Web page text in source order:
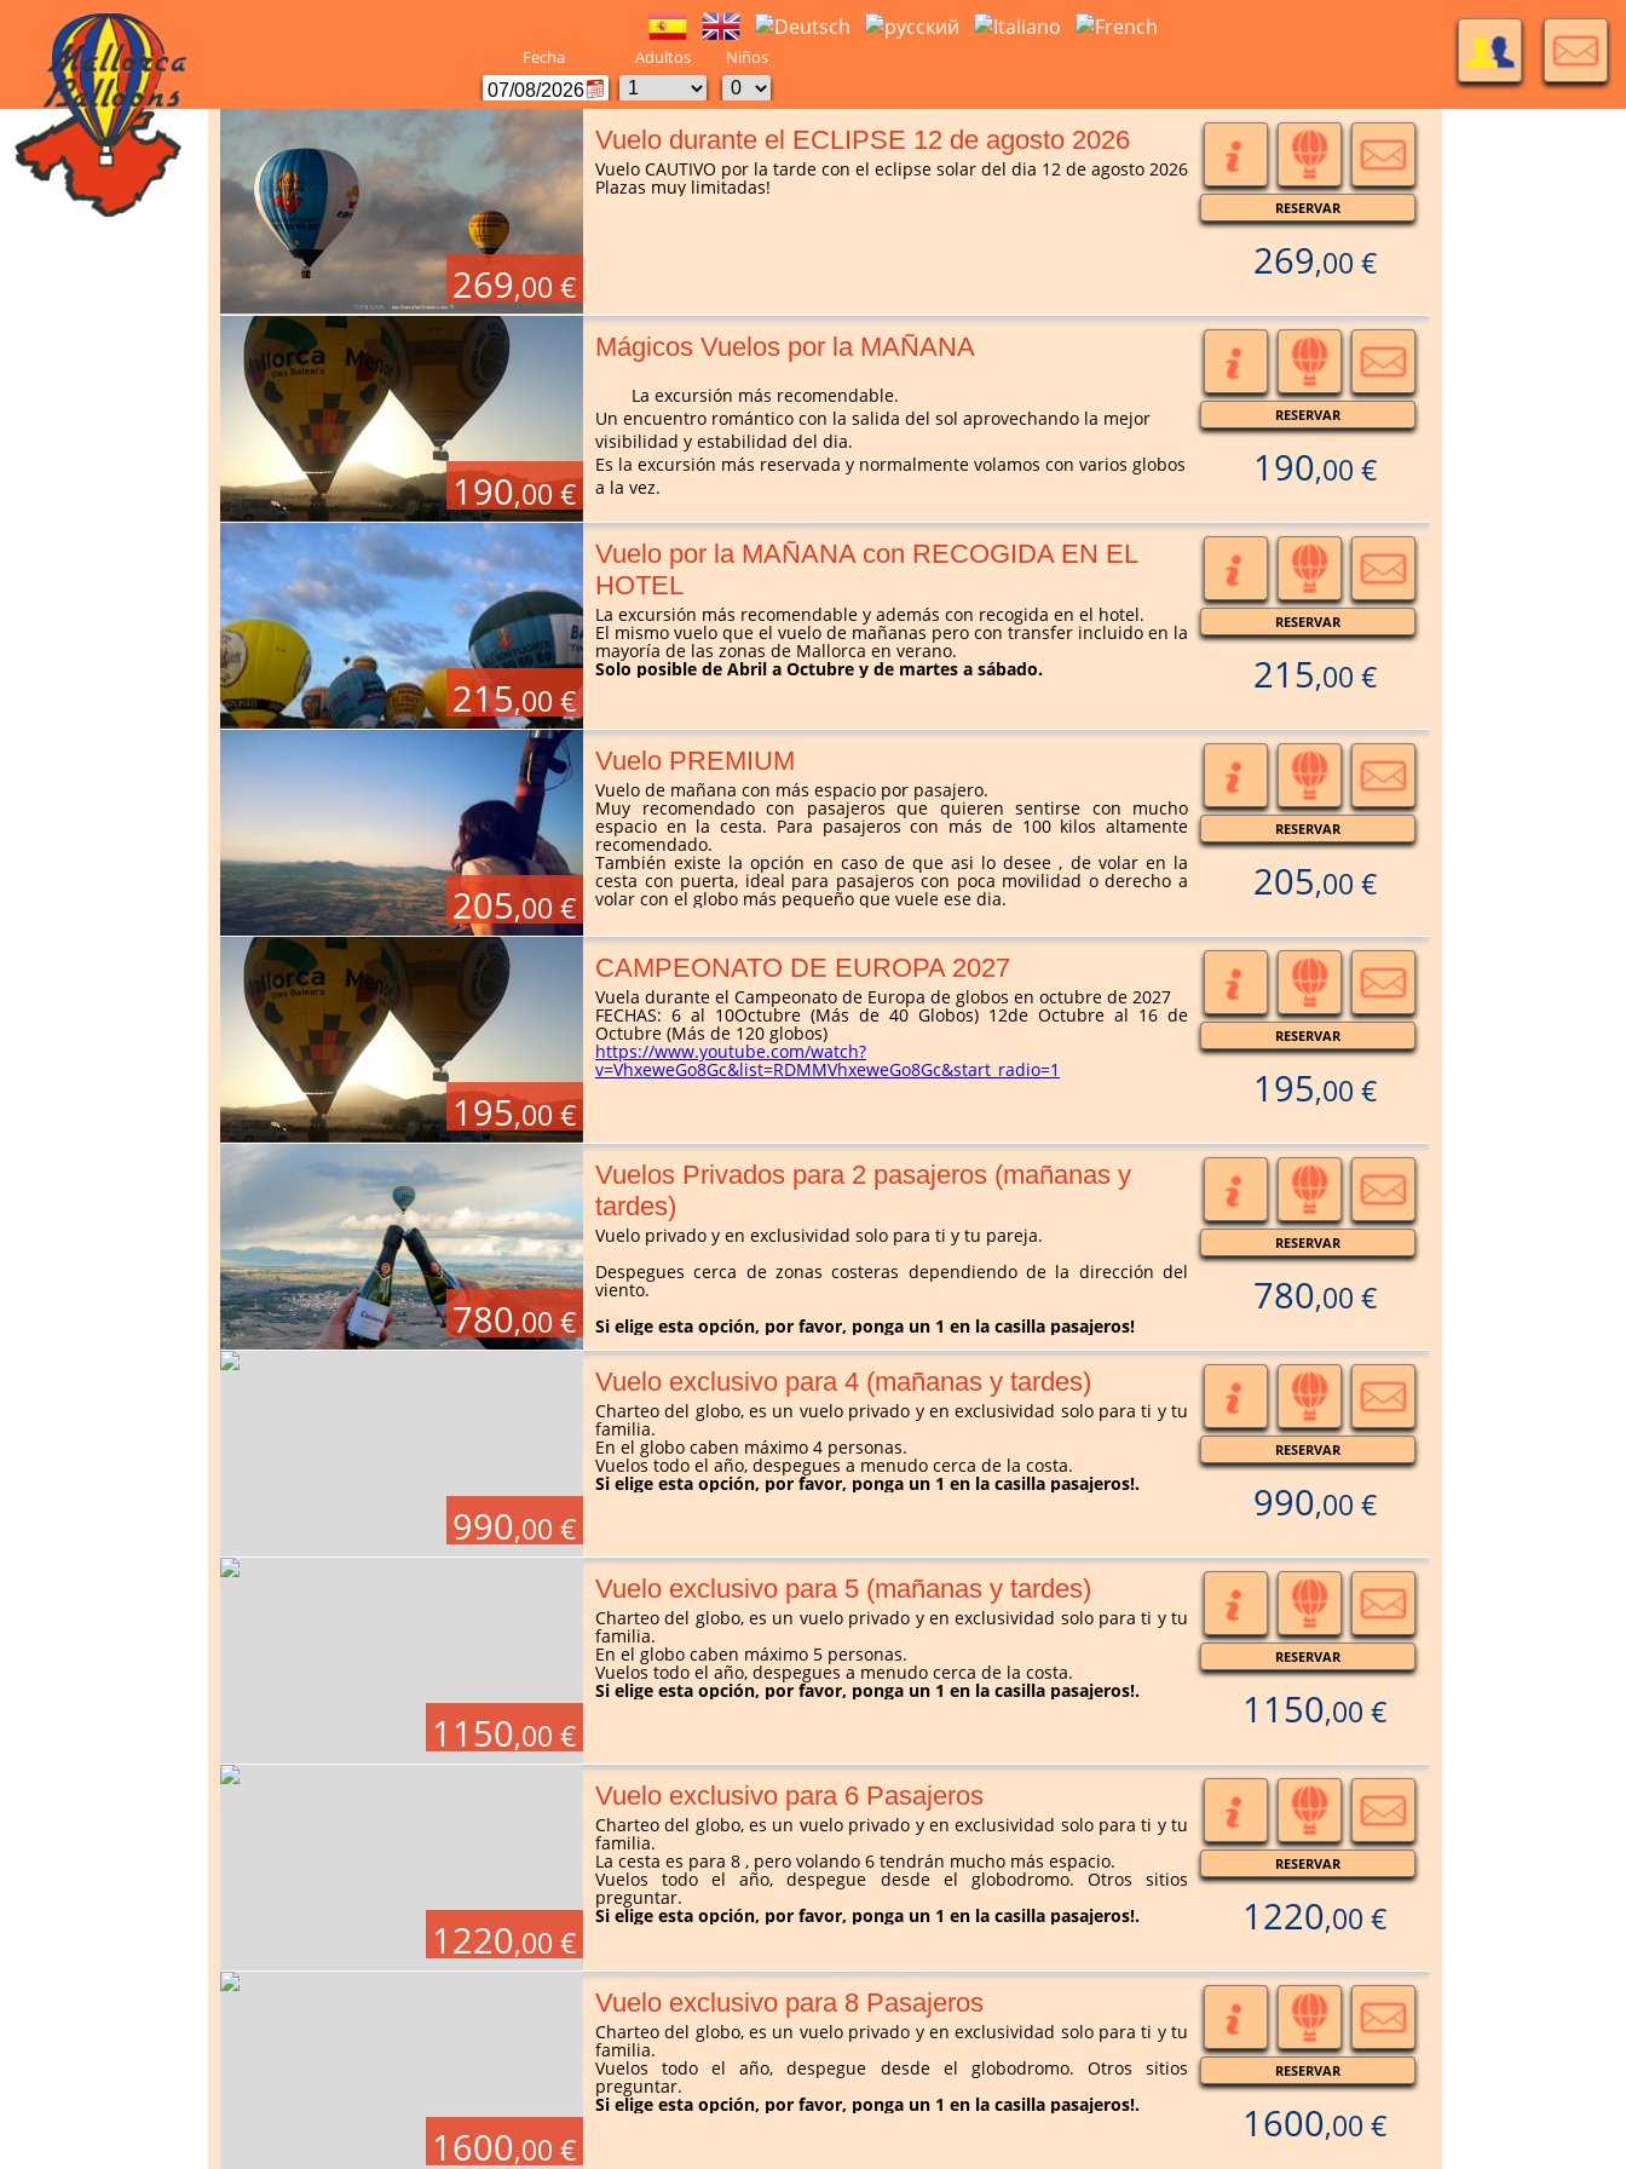
Fecha Adultos Niños
269,00 €
RESERVAR
269,00 €
Vuelo durante el ECLIPSE 12 de agosto 2026
Vuelo CAUTIVO por la tarde con el eclipse solar del dia 12 de agosto 2026
Plazas muy limitadas!
190,00 €
RESERVAR
190,00 €
Mágicos Vuelos por la MAÑANA
La excursión más recomendable.
Un encuentro romántico con la salida del sol aprovechando la mejor
visibilidad y estabilidad del dia.
Es la excursión más reservada y normalmente volamos con varios globos
a la vez.
215,00 €
RESERVAR
215,00 €
Vuelo por la MAÑANA con RECOGIDA EN EL
HOTEL
La excursión más recomendable y además con recogida en el hotel.
El mismo vuelo que el vuelo de mañanas pero con transfer incluido en la
mayoría de las zonas de Mallorca en verano.
Solo posible de Abril a Octubre y de martes a sábado.
205,00 €
RESERVAR
205,00 €
Vuelo PREMIUM
Vuelo de mañana con más espacio por pasajero.
Muy recomendado con pasajeros que quieren sentirse con mucho
espacio en la cesta. Para pasajeros con más de 100 kilos altamente
recomendado.
También existe la opción en caso de que asi lo desee , de volar en la
cesta con puerta, ideal para pasajeros con poca movilidad o derecho a
volar con el globo más pequeño que vuele ese dia.
195,00 €
RESERVAR
195,00 €
CAMPEONATO DE EUROPA 2027
Vuela durante el Campeonato de Europa de globos en octubre de 2027
FECHAS: 6 al 10Octubre (Más de 40 Globos) 12de Octubre al 16 de
Octubre (Más de 120 globos)
https://www.youtube.com/watch?
v=VhxeweGo8Gc&list=RDMMVhxeweGo8Gc&start_radio=1
780,00 €
RESERVAR
780,00 €
Vuelos Privados para 2 pasajeros (mañanas y
tardes)
Vuelo privado y en exclusividad solo para ti y tu pareja.
Despegues cerca de zonas costeras dependiendo de la dirección del
viento.
Si elige esta opción, por favor, ponga un 1 en la casilla pasajeros!
990,00 €
RESERVAR
990,00 €
Vuelo exclusivo para 4 (mañanas y tardes)
Charteo del globo, es un vuelo privado y en exclusividad solo para ti y tu
familia.
En el globo caben máximo 4 personas.
Vuelos todo el año, despegues a menudo cerca de la costa.
Si elige esta opción, por favor, ponga un 1 en la casilla pasajeros!.
1150,00 €
RESERVAR
1150,00 €
Vuelo exclusivo para 5 (mañanas y tardes)
Charteo del globo, es un vuelo privado y en exclusividad solo para ti y tu
familia.
En el globo caben máximo 5 personas.
Vuelos todo el año, despegues a menudo cerca de la costa.
Si elige esta opción, por favor, ponga un 1 en la casilla pasajeros!.
1220,00 €
RESERVAR
1220,00 €
Vuelo exclusivo para 6 Pasajeros
Charteo del globo, es un vuelo privado y en exclusividad solo para ti y tu
familia.
La cesta es para 8 , pero volando 6 tendrán mucho más espacio.
Vuelos todo el año, despegue desde el globodromo. Otros sitios
preguntar.
Si elige esta opción, por favor, ponga un 1 en la casilla pasajeros!.
1600,00 €
RESERVAR
1600,00 €
Vuelo exclusivo para 8 Pasajeros
Charteo del globo, es un vuelo privado y en exclusividad solo para ti y tu
familia.
Vuelos todo el año, despegue desde el globodromo. Otros sitios
preguntar.
Si elige esta opción, por favor, ponga un 1 en la casilla pasajeros!.